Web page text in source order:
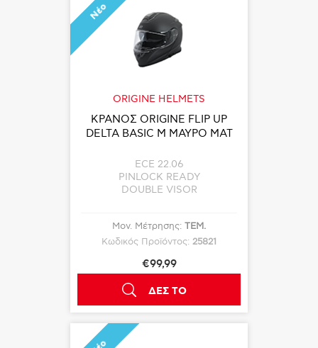
Νέο
ORIGINE HELMETS
ΚΡΑΝΟΣ ORIGINE FLIP UP
DELTA BASIC M ΜΑΥΡΟ ΜΑΤ
ECE 22.06
PINLOCK READY
DOUBLE VISOR
Μον. Μέτρησης: ΤΕΜ.
Κωδικός Προϊόντος: 25821
€99,99
ΔΕΣ ΤΟ